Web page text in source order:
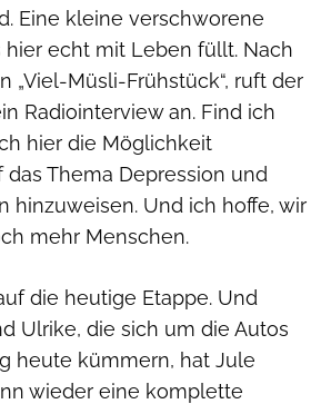
Eine kleine verschworene
hier echt mit Leben füllt. Nach
„Viel-Müsli-Frühstück“, ruft der
Radiointerview an. Find ich
hier die Möglichkeit
Thema Depression und
hinzuweisen. Und ich hoffe, wir
mehr Menschen.
die heutige Etappe. Und
Ulrike, die sich um die Autos
heute kümmern, hat Jule
wieder eine komplette